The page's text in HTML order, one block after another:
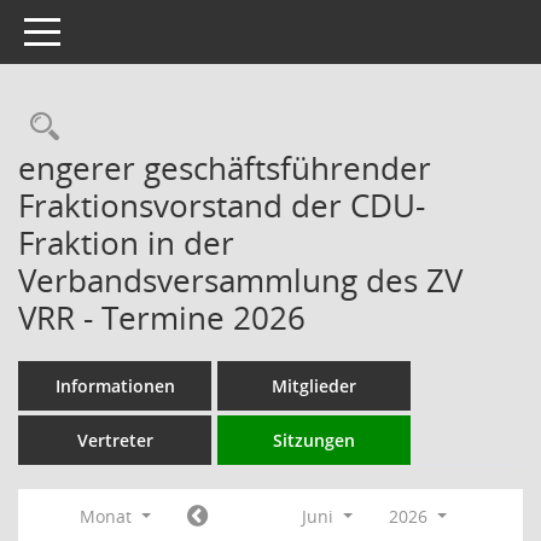
Toggle navigation
Rechercheauswahl
engerer geschäftsführender
Fraktionsvorstand der CDU-
Fraktion in der
Verbandsversammlung des ZV
VRR - Termine 2026
Informationen Mitglieder
Vertreter Sitzungen
Monat Juni
2026